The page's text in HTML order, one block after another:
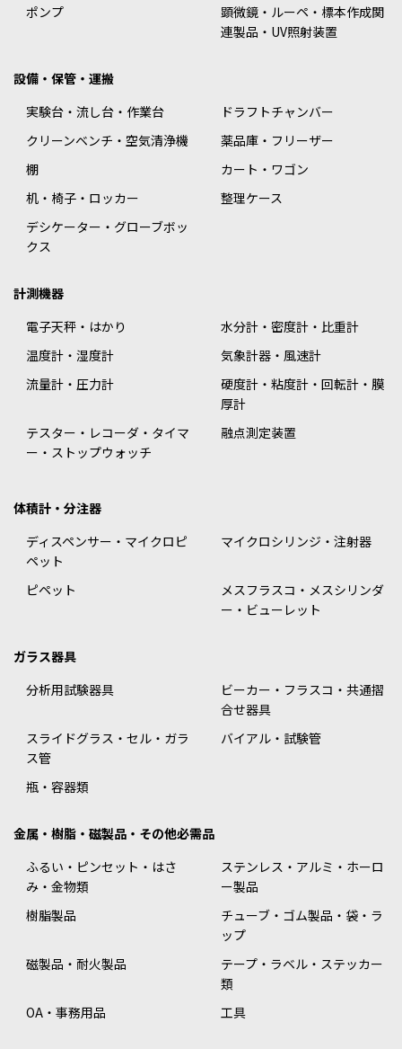
ポンプ
顕微鏡・ルーペ・標本作成関
連製品・UV照射装置
設備・保管・運搬
実験台・流し台・作業台
ドラフトチャンバー
クリーンベンチ・空気清浄機
薬品庫・フリーザー
棚
カート・ワゴン
机・椅子・ロッカー
整理ケース
デシケーター・グローブボッ
クス
計測機器
電子天秤・はかり
水分計・密度計・比重計
温度計・湿度計
気象計器・風速計
流量計・圧力計
硬度計・粘度計・回転計・膜
厚計
テスター・レコーダ・タイマ
ー・ストップウォッチ
融点測定装置
体積計・分注器
ディスペンサー・マイクロピ
ペット
マイクロシリンジ・注射器
ピペット
メスフラスコ・メスシリンダ
ー・ビューレット
ガラス器具
分析用試験器具
ビーカー・フラスコ・共通摺
合せ器具
スライドグラス・セル・ガラ
ス管
バイアル・試験管
瓶・容器類
金属・樹脂・磁製品・その他必需品
ふるい・ピンセット・はさ
み・金物類
ステンレス・アルミ・ホーロ
ー製品
樹脂製品
チューブ・ゴム製品・袋・ラ
ップ
磁製品・耐火製品
テープ・ラベル・ステッカー
類
OA・事務用品
工具